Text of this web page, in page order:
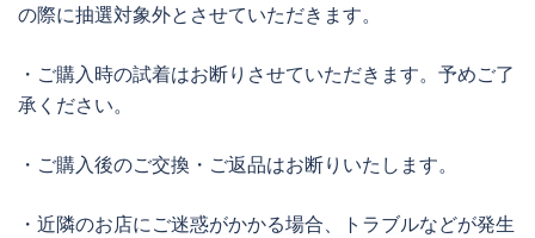
の際に抽選対象外とさせていただきます。
・ご購入時の試着はお断りさせていただきます。予めご了
承ください。
・ご購入後のご交換・ご返品はお断りいたします。
・近隣のお店にご迷惑がかかる場合、トラブルなどが発生